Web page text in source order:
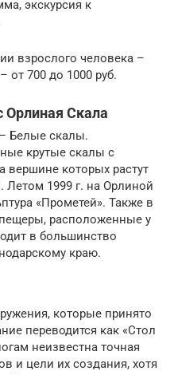
экскурсия к
взрослого человека –
от 700 до 1000 руб.
Орлиная Скала
Белые скалы.
крутые скалы с
которых растут
1999 г. на Орлиной
«Прометей». Также в
расположенные у
в большинство
краю.
которые принято
переводится как «Стол
неизвестна точная
и цели их создания, хотя